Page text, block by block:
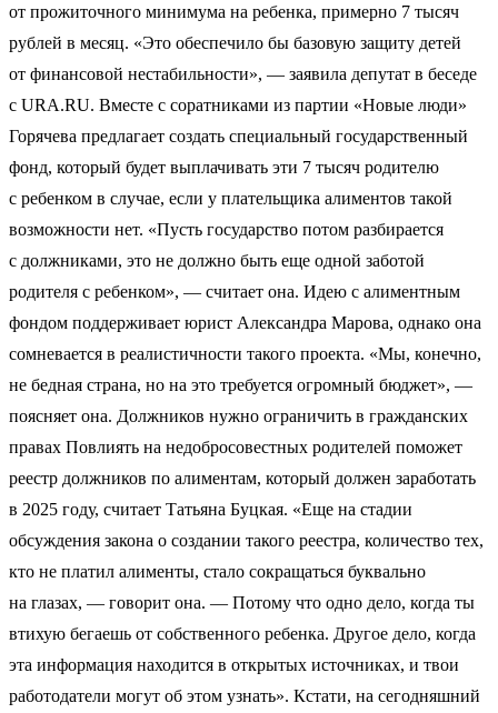
от прожиточного минимума на ребенка, примерно 7 тысяч
рублей в месяц. «Это обеспечило бы базовую защиту детей
от финансовой нестабильности», — заявила депутат в беседе
с URA.RU. Вместе с соратниками из партии «Новые люди»
Горячева предлагает создать специальный государственный
фонд, который будет выплачивать эти 7 тысяч родителю
с ребенком в случае, если у плательщика алиментов такой
возможности нет. «Пусть государство потом разбирается
с должниками, это не должно быть еще одной заботой
родителя с ребенком», — считает она. Идею с алиментным
фондом поддерживает юрист Александра Марова, однако она
сомневается в реалистичности такого проекта. «Мы, конечно,
не бедная страна, но на это требуется огромный бюджет», —
поясняет она. Должников нужно ограничить в гражданских
правах Повлиять на недобросовестных родителей поможет
реестр должников по алиментам, который должен заработать
в 2025 году, считает Татьяна Буцкая. «Еще на стадии
обсуждения закона о создании такого реестра, количество тех,
кто не платил алименты, стало сокращаться буквально
на глазах, — говорит она. — Потому что одно дело, когда ты
втихую бегаешь от собственного ребенка. Другое дело, когда
эта информация находится в открытых источниках, и твои
работодатели могут об этом узнать». Кстати, на сегодняшний